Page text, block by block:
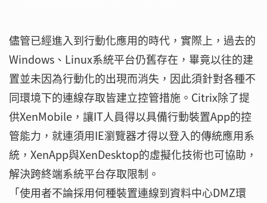
儘管已經進入到行動化應用的時代，實際上，過去的
Windows、Linux系統平台仍舊存在，畢竟以往的建
置並未因為行動化的出現而消失，因此須針對各種不
同環境下的連線存取皆建立控管措施。Citrix除了提
供XenMobile，讓IT人員得以具備行動裝置App的控
管能力，就連須用IE瀏覽器才得以登入的傳統應用系
統，XenApp與XenDesktop的虛擬化技術也可協助，
解決跨終端系統平台存取限制。
「使用者不論採用何種裝置連線到資料中心DMZ環